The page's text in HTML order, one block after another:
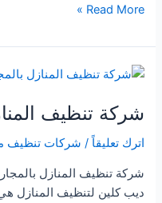
شركة
المنازل
فى
Read More »
شركة تنظيف
اترك تعليقاً / شركات تنظيف
ديب كلين لتنظيف المنازل